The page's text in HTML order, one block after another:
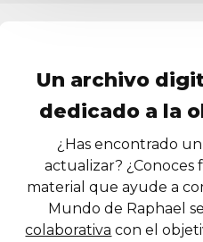
Un archivo
dedicado a la
¿Has encontrado
actualizar? ¿Conoces
material que ayude a
Mundo de Raphael
colaborativa con el